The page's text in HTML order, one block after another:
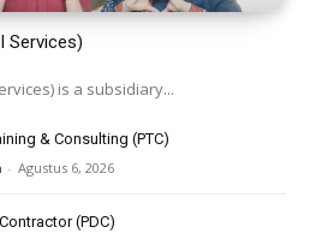
Services)
is a subsidiary...
& Consulting (PTC)
- Agustus 6, 2026
(PDC)